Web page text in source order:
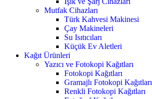
Mutfak Cihazları
Türk Kahvesi Makinesi
Çay Makineleri
Su Isıtıcıları
Küçük Ev Aletleri
Kağıt Ürünleri
Yazıcı ve Fotokopi Kağıtları
Fotokopi Kağıtları
Gramajlı Fotokopi Kağıtları
Renkli Fotokopi Kağıtları